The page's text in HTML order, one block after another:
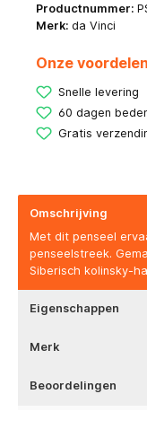
Productnummer:
Merk: da Vinci
Onze voordelen
Snelle levering
60 dagen
Gratis
Omschrijving
Met dit penseel
penseelstreek.
Siberisch kolinsky-
Eigenschappen
Merk
Beoordelingen